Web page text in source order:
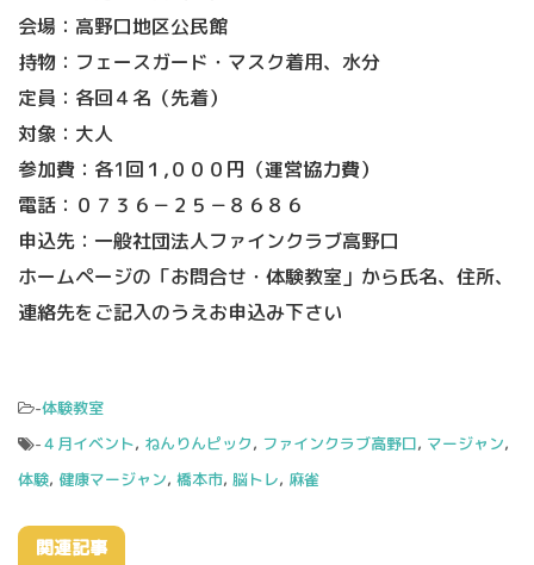
会場：高野口地区公民館
持物：フェースガード・マスク着用、水分
定員：各回４名（先着）
対象：大人
参加費：各1回１,０００円（運営協力費）
電話：０７３６－２５－８６８６
申込先：一般社団法人ファインクラブ高野口
ホームページの「お問合せ・体験教室」から氏名、住所、
連絡先をご記入のうえお申込み下さい
-体験教室
-４月イベント, ねんりんピック, ファインクラブ高野口, マージャン,
体験, 健康マージャン, 橋本市, 脳トレ, 麻雀
関連記事